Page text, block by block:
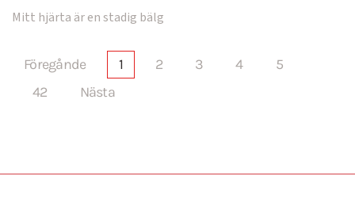
Mitt hjärta är en stadig bälg
Föregånde 1 2 3 4
5
42
Nästa